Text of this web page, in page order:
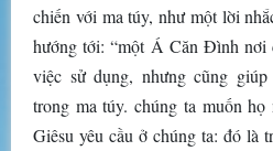
chiến với ma túy, như một lời
hướng tới: “một Á Căn Đình nơi
việc sử dụng, nhưng cũng
trong ma túy. chúng ta muốn
Giêsu yêu cầu ở chúng ta: đó là